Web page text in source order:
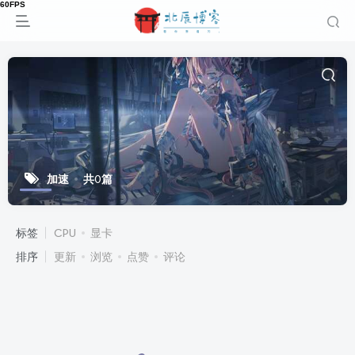
加速 共0篇
标签 CPU
显卡
排序
更新 浏览 点赞 评论